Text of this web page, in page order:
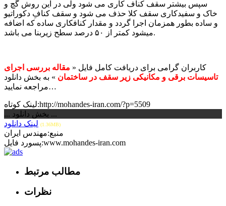
سپس بیشتر سقف کناف کاری می شود ولی در این روش گچ و
خاک و سفیدکاری سقف کلا حذف می شود و سقف کنافِ دکوراتیو
و ساده بطور همزمان اجرا گردد و مقدار کنافکاری ساده که اضافه
میشود کمتر از ۵۰ درصد سطح زیربنا می باشد.
کاربران گرامی برای دریافت کامل فایل « مقاله بررسی اجرای
تاسیسات برقی و مکانیکی زیر سقف در ساختمان » به بخش دانلود
مراجعه نمایید…
لینک کوتاه:http://mohandes-iran.com/?p=5509
... بخش دانلود ...
لینک دانلود
(1.36MB)
منبع:مهندس ایران
پسورد فایل:www.mohandes-iran.com
مطالب مرتبط
نظرات